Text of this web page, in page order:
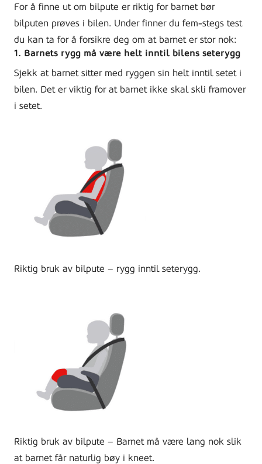
For å finne ut om bilpute er riktig for barnet bør
bilputen prøves i bilen. Under finner du fem-stegs test
du kan ta for å forsikre deg om at barnet er stor nok:
1. Barnets rygg må være helt inntil bilens seterygg
Sjekk at barnet sitter med ryggen sin helt inntil setet i
bilen. Det er viktig for at barnet ikke skal skli framover
i setet.
Riktig bruk av bilpute – rygg inntil seterygg.
Riktig bruk av bilpute – Barnet må være lang nok slik
at barnet får naturlig bøy i kneet.